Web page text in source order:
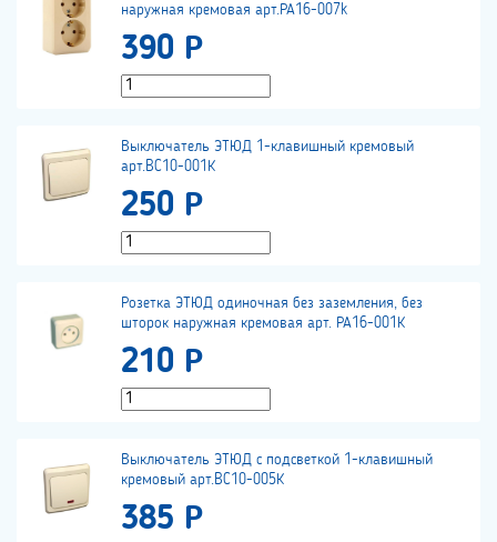
наружная кремовая арт.РА16-007k
390 Р
Выключатель ЭТЮД 1-клавишный кремовый
арт.BC10-001К
250 Р
Розетка ЭТЮД одиночная без заземления, без
шторок наружная кремовая арт. РА16-001К
210 Р
Выключатель ЭТЮД с подсветкой 1-клавишный
кремовый арт.BC10-005К
385 Р